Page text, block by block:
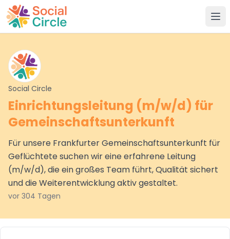
Social Circle
Social Circle
Einrichtungsleitung (m/w/d) für
Gemeinschaftsunterkunft
Für unsere Frankfurter Gemeinschaftsunterkunft für
Geflüchtete suchen wir eine erfahrene Leitung
(m/w/d), die ein großes Team führt, Qualität sichert
und die Weiterentwicklung aktiv gestaltet.
vor 304 Tagen